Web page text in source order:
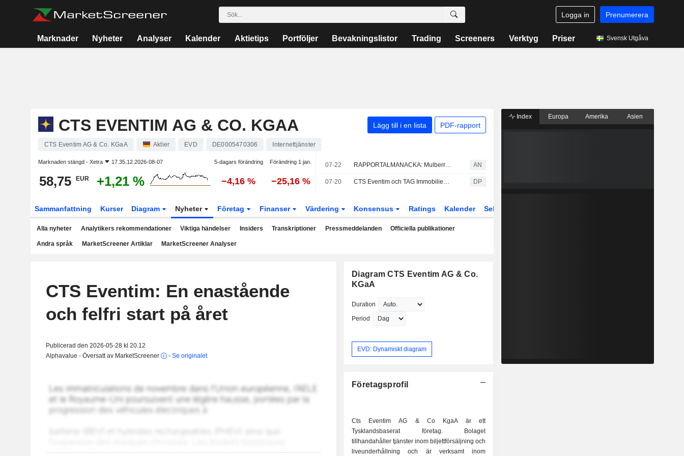
Logga in Prenumerera
Marknader Nyheter Analyser Kalender Aktietips Portföljer Bevakningslistor Trading Screeners Verktyg Priser Svensk Utgåva
CTS EVENTIM AG & CO. KGAA Lägg till i en lista PDF-rapport
CTS Eventim AG & Co. KGaA Aktier EVD DE0005470306 Internettjänster
Marknaden stängd - Xetra 17.35.12 2026-08-07 5-dagars förändring Förändring 1 jan.
58,75 EUR +1,21 % −4,16 % −25,16 %
07-22 RAPPORTALMANACKA: Mulberry minskar förlusten; Hardide höjer prognosen AN
07-20 CTS Eventim och TAG Immobilien i fokus – Bernstein utser sina toppval DP
Sammanfattning Kurser Diagram Nyheter Företag Finanser Värdering Konsensus Ratings Kalender Sektor
Alla nyheter Analytikers rekommendationer Viktiga händelser Insiders Transkriptioner Pressmeddelanden Officiella publikationer
Andra språk MarketScreener Artiklar MarketScreener Analyser
CTS Eventim: En enastående
och felfri start på året
Publicerad den 2026-05-28 kl 20.12
Alphavalue - Översatt av MarketScreener
- Se originalet
Diagram CTS Eventim AG & Co.
KGaA
Duration
Period
EVD: Dynamiskt diagram
Företagsprofil
Cts Eventim AG & Co KgaA är ett
Tysklandsbaserat företag. Bolaget
tillhandahåller tjänster inom biljettförsäljning och
liveunderhållning och är verksamt inom
Index Europa Amerika Asien